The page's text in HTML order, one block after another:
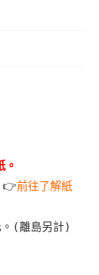
。
👉前往了解紙
(離島另計)